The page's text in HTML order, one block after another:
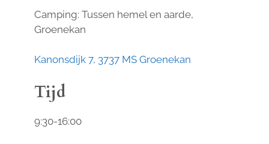
Camping: Tussen hemel en aarde,
Groenekan
Kanonsdijk 7, 3737 MS Groenekan
Tijd
9:30-16:00